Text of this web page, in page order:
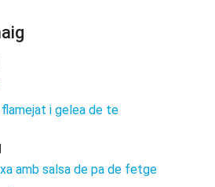
i gelea de te
amb salsa de pa de fetge